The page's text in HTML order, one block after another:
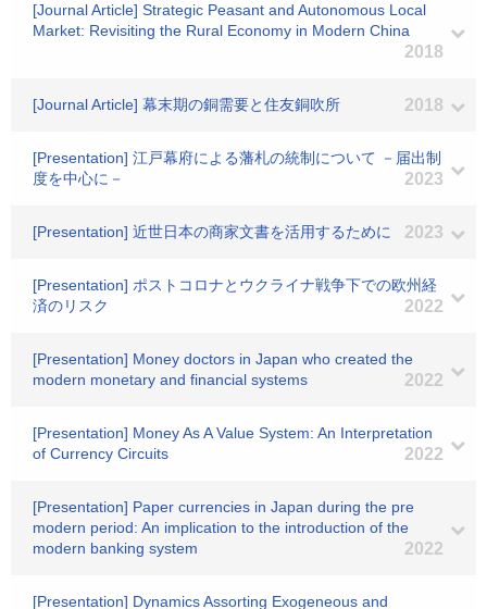
[Journal Article] Strategic Peasant and Autonomous Local
Market: Revisiting the Rural Economy in Modern China
2018
[Journal Article] 幕末期の銅需要と住友銅吹所 2018
[Presentation] 江戸幕府による藩札の統制について －届出制
度を中心に－
2023
[Presentation] 近世日本の商家文書を活用するために 2023
[Presentation] ポストコロナとウクライナ戦争下での欧州経
済のリスク
2022
[Presentation] Money doctors in Japan who created the
modern monetary and financial systems
2022
[Presentation] Money As A Value System: An Interpretation
of Currency Circuits
2022
[Presentation] Paper currencies in Japan during the pre
modern period: An implication to the introduction of the
modern banking system
2022
[Presentation] Dynamics Assorting Exogeneous and